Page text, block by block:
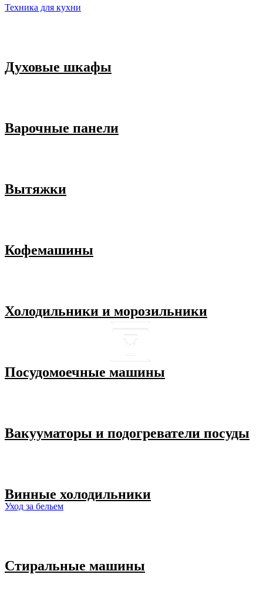
Техника для кухни
Духовые шкафы
Варочные панели
Вытяжки
Кофемашины
Холодильники и морозильники
Посудомоечные машины
Вакууматоры и подогреватели посуды
Винные холодильники
Уход за бельем
Стиральные машины